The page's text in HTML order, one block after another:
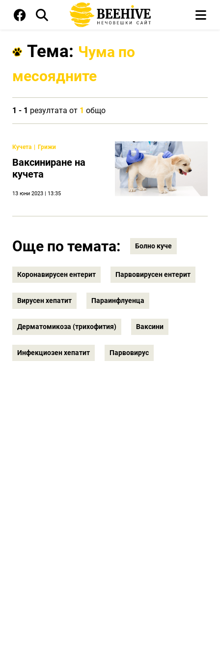
Тема: Чума по
месоядните
1 - 1 резултата от 1 общо
Кучета Грижи
Ваксиниране на
кучета
13 юни 2023 | 13:35
Още по темата: Болно куче
Коронавирусен ентерит Парвовирусен ентерит
Вирусен хепатит Параинфлуенца
Дерматомикоза (трихофития) Ваксини
Инфекциозен хепатит Парвовирус